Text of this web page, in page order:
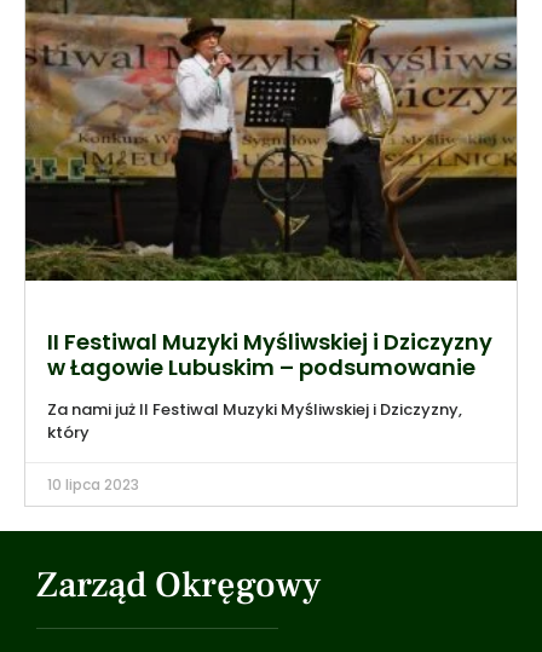
II Festiwal Muzyki Myśliwskiej i Dziczyzny
w Łagowie Lubuskim – podsumowanie
Za nami już II Festiwal Muzyki Myśliwskiej i Dziczyzny,
który
10 lipca 2023
Zarząd Okręgowy